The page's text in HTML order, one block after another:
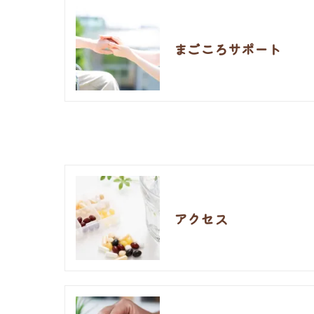
まごころサポート
アクセス